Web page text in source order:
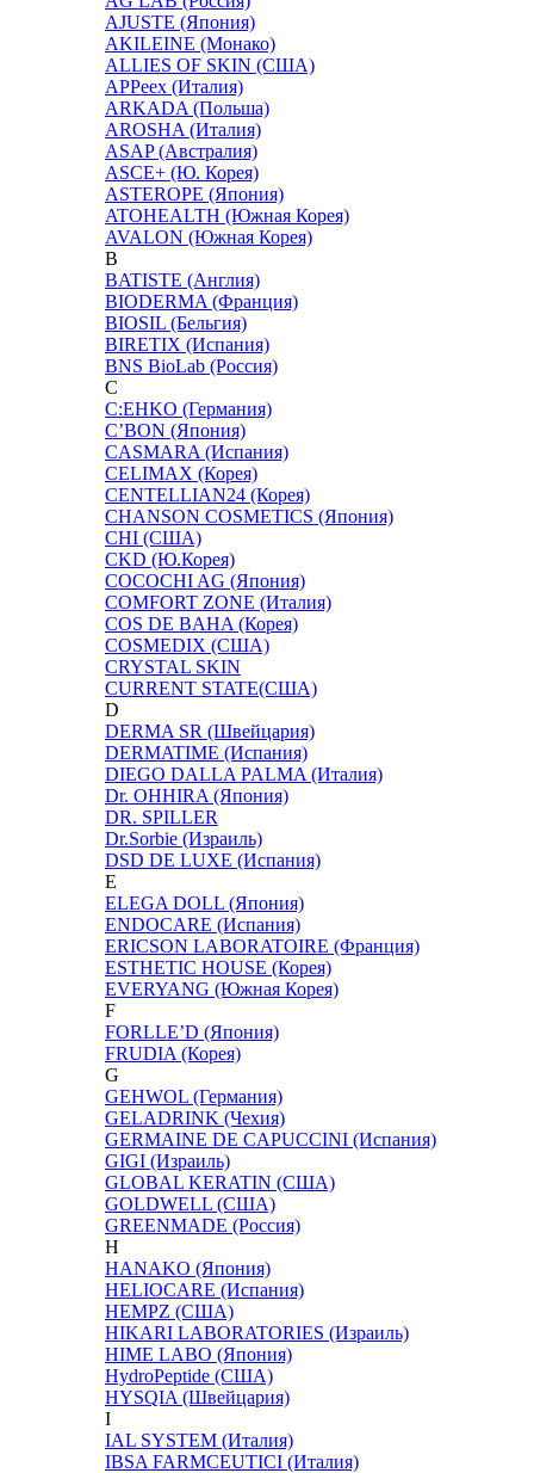
AJUSTE (Япония)
AKILEINE (Монако)
ALLIES OF SKIN (США)
APPeex (Италия)
ARKADA (Польша)
AROSHA (Италия)
ASAP (Австралия)
ASCE+ (Ю. Корея)
ASTEROPE (Япония)
ATOHEALTH (Южная Корея)
AVALON (Южная Корея)
B
BATISTE (Англия)
BIODERMA (Франция)
BIOSIL (Бельгия)
BIRETIX (Испания)
BNS BioLab (Россия)
C
C:EHKO (Германия)
C’BON (Япония)
CASMARA (Испания)
CELIMAX (Корея)
CENTELLIAN24 (Корея)
CHANSON COSMETICS (Япония)
CHI (США)
CKD (Ю.Корея)
COCOCHI AG (Япония)
COMFORT ZONE (Италия)
COS DE BAHA (Корея)
COSMEDIX (США)
CRYSTAL SKIN
CURRENT STATE(США)
D
DERMA SR (Швейцария)
DERMATIME (Испания)
DIEGO DALLA PALMA (Италия)
Dr. OHHIRA (Япония)
DR. SPILLER
Dr.Sorbie (Израиль)
DSD DE LUXE (Испания)
E
ELEGA DOLL (Япония)
ENDOCARE (Испания)
ERICSON LABORATOIRE (Франция)
ESTHETIC HOUSE (Корея)
EVERYANG (Южная Корея)
F
FORLLE’D (Япония)
FRUDIA (Корея)
G
GEHWOL (Германия)
GELADRINK (Чехия)
GERMAINE DE CAPUCCINI (Испания)
GIGI (Израиль)
GLOBAL KERATIN (США)
GOLDWELL (США)
GREENMADE (Россия)
H
HANAKO (Япония)
HELIOCARE (Испания)
HEMPZ (США)
HIKARI LABORATORIES (Израиль)
HIME LABO (Япония)
HydroPeptide (США)
HYSQIA (Швейцария)
I
IAL SYSTEM (Италия)
IBSA FARMCEUTICI (Италия)